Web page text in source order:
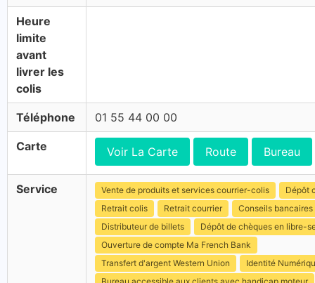
Heure
limite
avant
livrer les
colis
Téléphone 01 55 44 00 00
Carte Voir La Carte Route Bureau
Service Vente de produits et services courrier-colis
Dépôt
Retrait colis
Retrait courrier
Conseils bancaires
Distributeur de billets
Dépôt de chèques en libre-
Ouverture de compte Ma French Bank
Transfert d'argent Western Union
Identité